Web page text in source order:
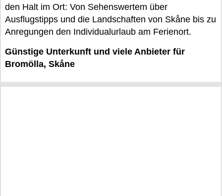
den Halt im Ort: Von Sehenswertem über
Ausflugstipps und die Landschaften von Skåne bis zu
Anregungen den Individualurlaub am Ferienort.
Günstige Unterkunft und viele Anbieter für
Bromölla, Skåne